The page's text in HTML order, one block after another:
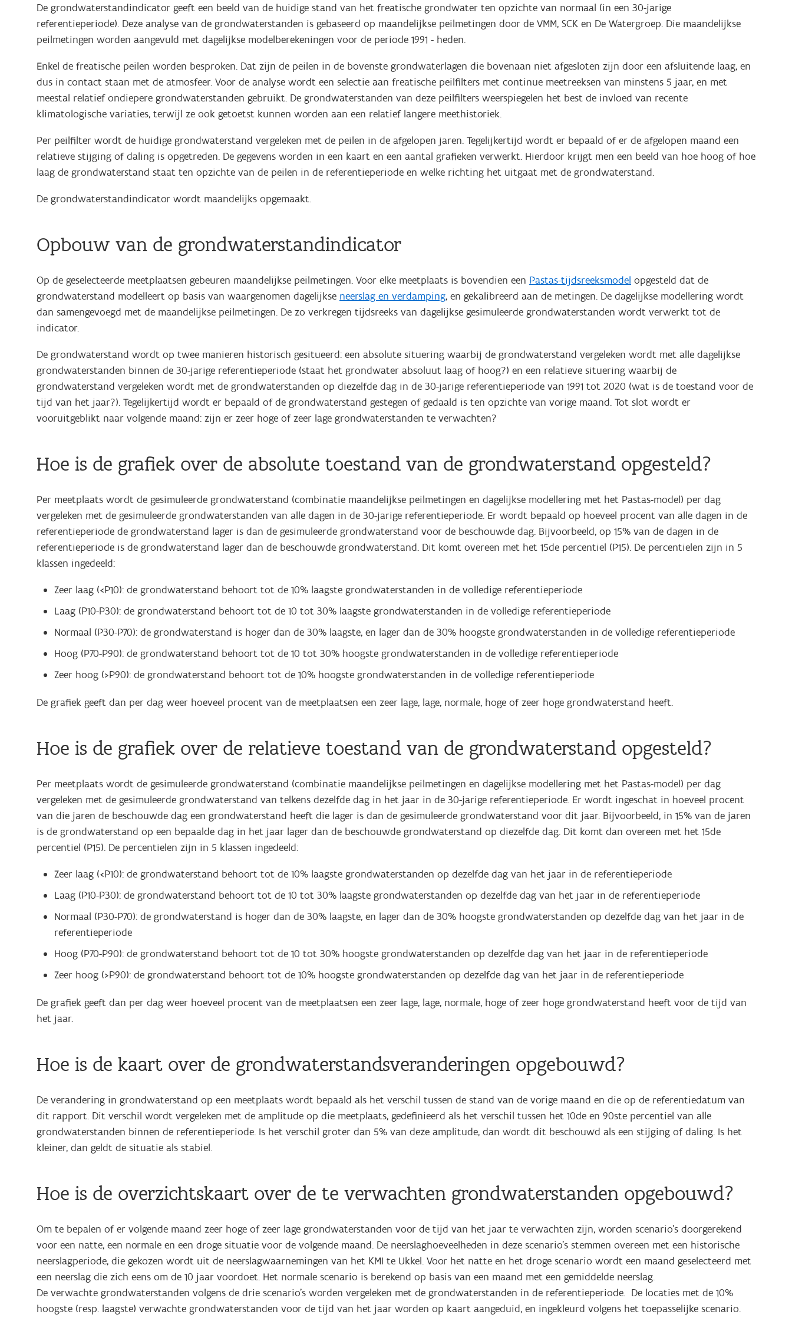
De grondwaterstandindicator geeft een beeld van de huidige stand van het freatische grondwater ten opzichte van normaal (in een 30-jarige
referentieperiode). Deze analyse van de grondwaterstanden is gebaseerd op maandelijkse peilmetingen door de VMM, SCK en De Watergroep. Die maandelijkse
peilmetingen worden aangevuld met dagelijkse modelberekeningen voor de periode 1991 - heden.
Enkel de freatische peilen worden besproken. Dat zijn de peilen in de bovenste grondwaterlagen die bovenaan niet afgesloten zijn door een afsluitende laag, en
dus in contact staan met de atmosfeer. Voor de analyse wordt een selectie aan freatische peilfilters met continue meetreeksen van minstens 5 jaar, en met
meestal relatief ondiepere grondwaterstanden gebruikt. De grondwaterstanden van deze peilfilters weerspiegelen het best de invloed van recente
klimatologische variaties, terwijl ze ook getoetst kunnen worden aan een relatief langere meethistoriek.
Per peilfilter wordt de huidige grondwaterstand vergeleken met de peilen in de afgelopen jaren. Tegelijkertijd wordt er bepaald of er de afgelopen maand een
relatieve stijging of daling is opgetreden. De gegevens worden in een kaart en een aantal grafieken verwerkt. Hierdoor krijgt men een beeld van hoe hoog of hoe
laag de grondwaterstand staat ten opzichte van de peilen in de referentieperiode en welke richting het uitgaat met de grondwaterstand.
De grondwaterstandindicator wordt maandelijks opgemaakt.
Opbouw van de grondwaterstandindicator
Op de geselecteerde meetplaatsen gebeuren maandelijkse peilmetingen. Voor elke meetplaats is bovendien een Pastas-tijdsreeksmodel opgesteld dat de
grondwaterstand modelleert op basis van waargenomen dagelijkse neerslag en verdamping, en gekalibreerd aan de metingen. De dagelijkse modellering wordt
dan samengevoegd met de maandelijkse peilmetingen. De zo verkregen tijdsreeks van dagelijkse gesimuleerde grondwaterstanden wordt verwerkt tot de
indicator.
De grondwaterstand wordt op twee manieren historisch gesitueerd: een absolute situering waarbij de grondwaterstand vergeleken wordt met alle dagelijkse
grondwaterstanden binnen de 30-jarige referentieperiode (staat het grondwater absoluut laag of hoog?) en een relatieve situering waarbij de
grondwaterstand vergeleken wordt met de grondwaterstanden op diezelfde dag in de 30-jarige referentieperiode van 1991 tot 2020 (wat is de toestand voor de
tijd van het jaar?). Tegelijkertijd wordt er bepaald of de grondwaterstand gestegen of gedaald is ten opzichte van vorige maand. Tot slot wordt er
vooruitgeblikt naar volgende maand: zijn er zeer hoge of zeer lage grondwaterstanden te verwachten?
Hoe is de grafiek over de absolute toestand van de grondwaterstand opgesteld?
Per meetplaats wordt de gesimuleerde grondwaterstand (combinatie maandelijkse peilmetingen en dagelijkse modellering met het Pastas-model) per dag
vergeleken met de gesimuleerde grondwaterstanden van alle dagen in de 30-jarige referentieperiode. Er wordt bepaald op hoeveel procent van alle dagen in de
referentieperiode de grondwaterstand lager is dan de gesimuleerde grondwaterstand voor de beschouwde dag. Bijvoorbeeld, op 15% van de dagen in de
referentieperiode is de grondwaterstand lager dan de beschouwde grondwaterstand. Dit komt overeen met het 15de percentiel (P15). De percentielen zijn in 5
klassen ingedeeld:
Zeer laag (<P10): de grondwaterstand behoort tot de 10% laagste grondwaterstanden in de volledige referentieperiode
Laag (P10-P30): de grondwaterstand behoort tot de 10 tot 30% laagste grondwaterstanden in de volledige referentieperiode
Normaal (P30-P70): de grondwaterstand is hoger dan de 30% laagste, en lager dan de 30% hoogste grondwaterstanden in de volledige referentieperiode
Hoog (P70-P90): de grondwaterstand behoort tot de 10 tot 30% hoogste grondwaterstanden in de volledige referentieperiode
Zeer hoog (>P90): de grondwaterstand behoort tot de 10% hoogste grondwaterstanden in de volledige referentieperiode
De grafiek geeft dan per dag weer hoeveel procent van de meetplaatsen een zeer lage, lage, normale, hoge of zeer hoge grondwaterstand heeft.
Hoe is de grafiek over de relatieve toestand van de grondwaterstand opgesteld?
Per meetplaats wordt de gesimuleerde grondwaterstand (combinatie maandelijkse peilmetingen en dagelijkse modellering met het Pastas-model) per dag
vergeleken met de gesimuleerde grondwaterstand van telkens dezelfde dag in het jaar in de 30-jarige referentieperiode. Er wordt ingeschat in hoeveel procent
van die jaren de beschouwde dag een grondwaterstand heeft die lager is dan de gesimuleerde grondwaterstand voor dit jaar. Bijvoorbeeld, in 15% van de jaren
is de grondwaterstand op een bepaalde dag in het jaar lager dan de beschouwde grondwaterstand op diezelfde dag. Dit komt dan overeen met het 15de
percentiel (P15). De percentielen zijn in 5 klassen ingedeeld:
Zeer laag (<P10): de grondwaterstand behoort tot de 10% laagste grondwaterstanden op dezelfde dag van het jaar in de referentieperiode
Laag (P10-P30): de grondwaterstand behoort tot de 10 tot 30% laagste grondwaterstanden op dezelfde dag van het jaar in de referentieperiode
Normaal (P30-P70): de grondwaterstand is hoger dan de 30% laagste, en lager dan de 30% hoogste grondwaterstanden op dezelfde dag van het jaar in de
referentieperiode
Hoog (P70-P90): de grondwaterstand behoort tot de 10 tot 30% hoogste grondwaterstanden op dezelfde dag van het jaar in de referentieperiode
Zeer hoog (>P90): de grondwaterstand behoort tot de 10% hoogste grondwaterstanden op dezelfde dag van het jaar in de referentieperiode
De grafiek geeft dan per dag weer hoeveel procent van de meetplaatsen een zeer lage, lage, normale, hoge of zeer hoge grondwaterstand heeft voor de tijd van
het jaar.
Hoe is de kaart over de grondwaterstandsveranderingen opgebouwd?
De verandering in grondwaterstand op een meetplaats wordt bepaald als het verschil tussen de stand van de vorige maand en die op de referentiedatum van
dit rapport. Dit verschil wordt vergeleken met de amplitude op die meetplaats, gedefinieerd als het verschil tussen het 10de en 90ste percentiel van alle
grondwaterstanden binnen de referentieperiode. Is het verschil groter dan 5% van deze amplitude, dan wordt dit beschouwd als een stijging of daling. Is het
kleiner, dan geldt de situatie als stabiel.
Hoe is de overzichtskaart over de te verwachten grondwaterstanden opgebouwd?
Om te bepalen of er volgende maand zeer hoge of zeer lage grondwaterstanden voor de tijd van het jaar te verwachten zijn, worden scenario's doorgerekend
voor een natte, een normale en een droge situatie voor de volgende maand. De neerslaghoeveelheden in deze scenario's stemmen overeen met een historische
neerslagperiode, die gekozen wordt uit de neerslagwaarnemingen van het KMI te Ukkel. Voor het natte en het droge scenario wordt een maand geselecteerd met
een neerslag die zich eens om de 10 jaar voordoet. Het normale scenario is berekend op basis van een maand met een gemiddelde neerslag.
De verwachte grondwaterstanden volgens de drie scenario's worden vergeleken met de grondwaterstanden in de referentieperiode. De locaties met de 10%
hoogste (resp. laagste) verwachte grondwaterstanden voor de tijd van het jaar worden op kaart aangeduid, en ingekleurd volgens het toepasselijke scenario.